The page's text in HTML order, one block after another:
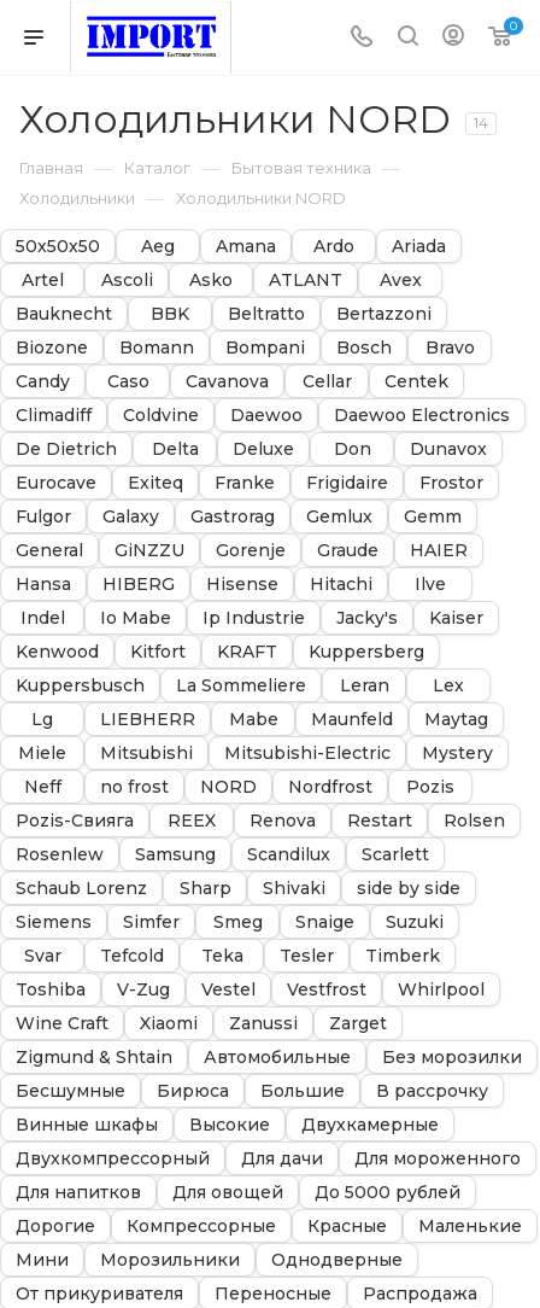
0
Холодильники NORD 14
Главная — Каталог — Бытовая техника —
Холодильники — Холодильники NORD
50х50х50 Aeg Amana Ardo
Ariada
Artel
Ascoli Asko ATLANT
Avex
Bauknecht
BBK Beltratto
Bertazzoni
Biozone
Bomann Bompani Bosch
Bravo
Candy
Caso Cavanova Cellar
Centek
Climadiff
Coldvine Daewoo
Daewoo Electronics
De Dietrich
Delta Deluxe Don
Dunavox
Eurocave
Exiteq Franke Frigidaire
Frostor
Fulgor
Galaxy Gastrorag Gemlux
Gemm
General
GiNZZU Gorenje Graude
HAIER
Hansa
HIBERG Hisense Hitachi
Ilve
Indel
Io Mabe Ip Industrie Jacky's
Kaiser
Kenwood
Kitfort KRAFT
Kuppersberg
Kuppersbusch
La Sommeliere Leran
Lex
Lg
LIEBHERR Mabe Maunfeld
Maytag
Miele
Mitsubishi Mitsubishi-Electric
Mystery
Neff
no frost NORD Nordfrost
Pozis
Pozis-Свияга
REEX Renova Restart
Rolsen
Rosenlew
Samsung Scandilux
Scarlett
Schaub Lorenz
Sharp Shivaki
side by side
Siemens
Simfer Smeg Snaige
Suzuki
Svar
Tefcold Teka Tesler
Timberk
Toshiba
V-Zug Vestel Vestfrost
Whirlpool
Wine Craft
Xiaomi Zanussi
Zarget
Zigmund & Shtain
Автомобильные
Без морозилки
Бесшумные
Бирюса Большие
В рассрочку
Винные шкафы
Высокие
Двухкамерные
Двухкомпрессорный
Для дачи
Для мороженного
Для напитков
Для овощей
До 5000 рублей
Дорогие
Компрессорные Красные
Маленькие
Мини
Морозильники
Однодверные
От прикуривателя
Переносные
Распродажа